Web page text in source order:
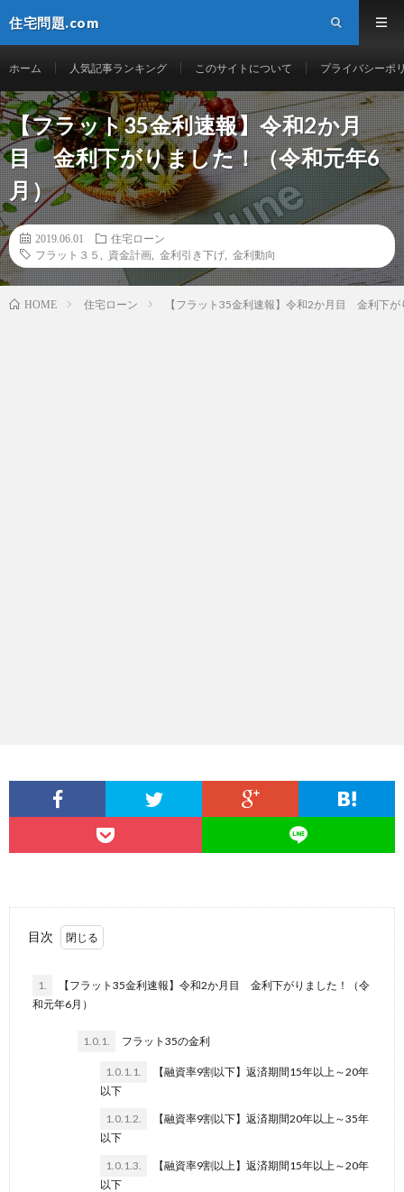
住宅問題.com
ホーム 人気記事ランキング このサイトについて プライバシーポ
【フラット35金利速報】令和2か月
目 金利下がりました！（令和元年6
月）
2019.06.01
住宅ローン
フラット３５
資金計画 金利引き下げ 金利動向
HOME 住宅ローン 【フラット35金利速報】令和2か月目 金利下
目次
1.
【フラット35金利速報】令和2か月目 金利下がりました！（令
和元年6月）
1.0.1. フラット35の金利
1.0.1.1.
【融資率9割以下】返済期間15年以上～20年
以下
1.0.1.2.
【融資率9割以下】返済期間20年以上～35年
以下
1.0.1.3.
【融資率9割以上】返済期間15年以上～20年
以下